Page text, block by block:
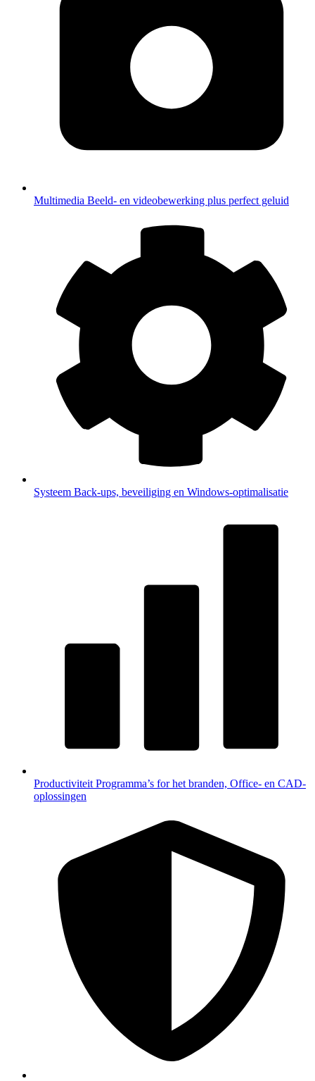
Multimedia Beeld- en videobewerking plus perfect geluid
Systeem Back-ups, beveiliging en Windows-optimalisatie
Productiviteit Programma’s for het branden, Office- en CAD-
oplossingen